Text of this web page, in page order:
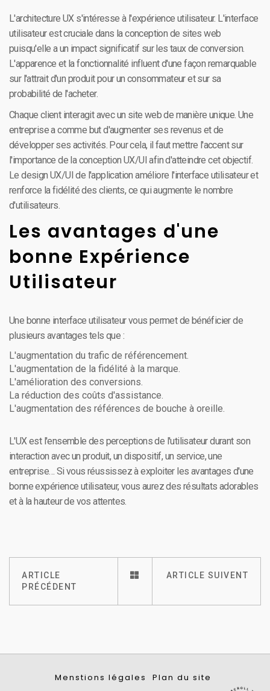
L'architecture UX s'intéresse à l'expérience utilisateur. L'interface
utilisateur est cruciale dans la conception de sites web
puisqu'elle a un impact significatif sur les taux de conversion.
L'apparence et la fonctionnalité influent d'une façon remarquable
sur l'attrait d'un produit pour un consommateur et sur sa
probabilité de l'acheter.
Chaque client interagit avec un site web de manière unique. Une
entreprise a comme but d'augmenter ses revenus et de
développer ses activités. Pour cela, il faut mettre l'accent sur
l'importance de la conception UX/UI afin d'atteindre cet objectif.
Le design UX/UI de l'application améliore l'interface utilisateur et
renforce la fidélité des clients, ce qui augmente le nombre
d'utilisateurs.
Les avantages d'une
bonne Expérience
Utilisateur
Une bonne interface utilisateur vous permet de bénéficier de
plusieurs avantages tels que :
L'augmentation du trafic de référencement.
L'augmentation de la fidélité à la marque.
L'amélioration des conversions.
La réduction des coûts d'assistance.
L'augmentation des références de bouche à oreille.
L'UX est l'ensemble des perceptions de l'utilisateur durant son
interaction avec un produit, un dispositif, un service, une
entreprise… Si vous réussissez à exploiter les avantages d'une
bonne expérience utilisateur, vous aurez des résultats adorables
et à la hauteur de vos attentes.
ARTICLE
PRÉCÉDENT
ARTICLE SUIVENT
Menstions légales Plan du site